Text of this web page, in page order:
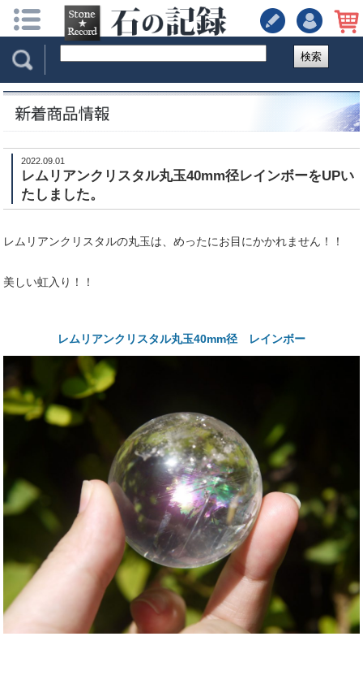
検索
2022.09.01
レムリアンクリスタル丸玉40mm径レインボーをUPい
たしました。
レムリアンクリスタルの丸玉は、めったにお目にかかれません！！
美しい虹入り！！
レムリアンクリスタル丸玉40mm径 レインボー